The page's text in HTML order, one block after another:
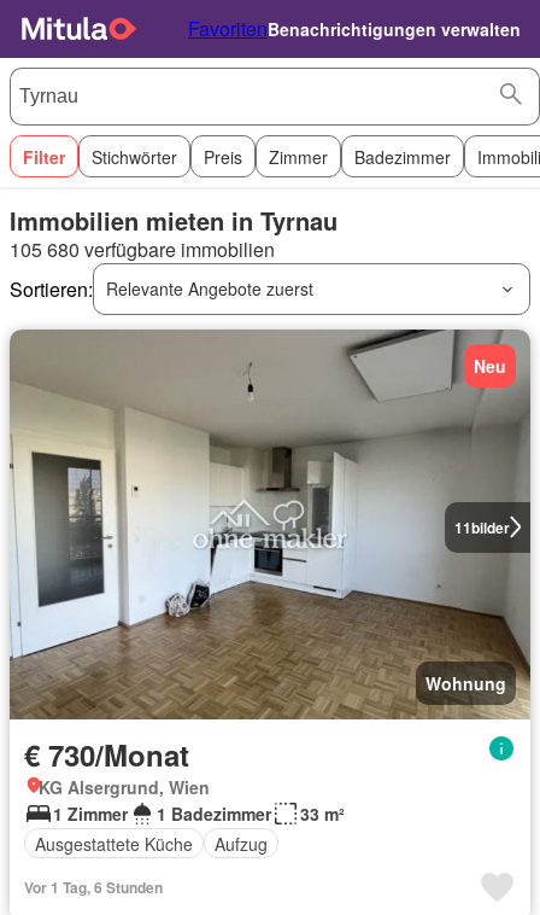
FavoritenBenachrichtigungen verwalten
Filter Stichwörter Preis Zimmer Badezimmer
Immobilien mieten in Tyrnau
105 680 verfügbare immobilien
Sortieren:
Relevante Angebote zuerst
11bilder
Neu
Wohnung
€ 730/Monat
KG Alsergrund, Wien
1 Zimmer
1 Badezimmer
33 m²
Ausgestattete Küche
Aufzug
Vor 1 Tag, 6 Stunden